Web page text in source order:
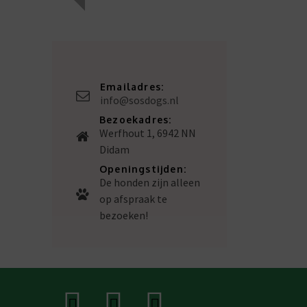
Emailadres:
info@sosdogs.nl
Bezoekadres:
Werfhout 1, 6942 NN
Didam
Openingstijden:
De honden zijn alleen
op afspraak te
bezoeken!